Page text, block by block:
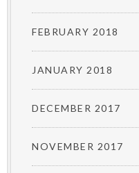
FEBRUARY 2018
JANUARY 2018
DECEMBER 2017
NOVEMBER 2017